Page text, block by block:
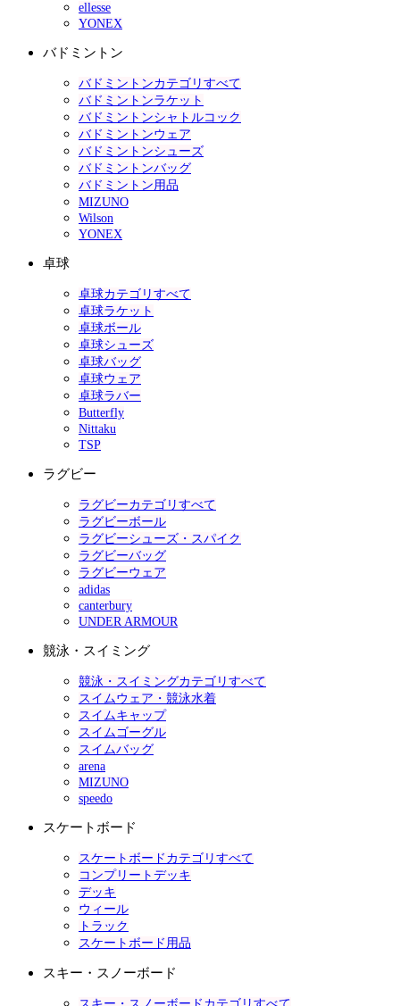
ellesse
YONEX
バドミントン
バドミントンカテゴリすべて
バドミントンラケット
バドミントンシャトルコック
バドミントンウェア
バドミントンシューズ
バドミントンバッグ
バドミントン用品
MIZUNO
Wilson
YONEX
卓球
卓球カテゴリすべて
卓球ラケット
卓球ボール
卓球シューズ
卓球バッグ
卓球ウェア
卓球ラバー
Butterfly
Nittaku
TSP
ラグビー
ラグビーカテゴリすべて
ラグビーボール
ラグビーシューズ・スパイク
ラグビーバッグ
ラグビーウェア
adidas
canterbury
UNDER ARMOUR
競泳・スイミング
競泳・スイミングカテゴリすべて
スイムウェア・競泳水着
スイムキャップ
スイムゴーグル
スイムバッグ
arena
MIZUNO
speedo
スケートボード
スケートボードカテゴリすべて
コンプリートデッキ
デッキ
ウィール
トラック
スケートボード用品
スキー・スノーボード